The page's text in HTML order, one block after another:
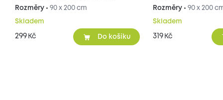
Rozměry • 90 x 200 cm
Skladem
299 Kč Do košíku
Rozměry •90 x 200
Skladem
319 Kč